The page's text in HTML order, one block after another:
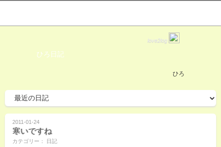
love2log
ひろ日記
ひろ
2011-01-24
寒いですね
カテゴリー： 日記